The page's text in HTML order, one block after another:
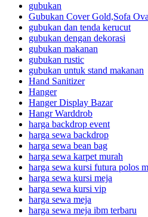
gubukan
Gubukan Cover Gold,Sofa
gubukan dan tenda kerucut
gubukan dengan dekorasi
gubukan makanan
gubukan rustic
gubukan untuk stand makanan
Hand Sanitizer
Hanger
Hanger Display Bazar
Hangr Warddrob
harga backdrop event
harga sewa backdrop
harga sewa bean bag
harga sewa karpet murah
harga sewa kursi futura polos
harga sewa kursi meja
harga sewa kursi vip
harga sewa meja
harga sewa meja ibm terbaru